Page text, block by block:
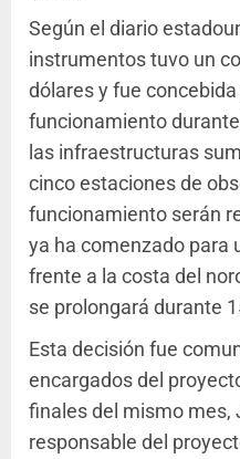
Según el diario
instrumentos tuvo un
dólares y fue
funcionamiento
las infraestructuras
cinco estaciones de
funcionamiento serán
ya ha comenzado para
frente a la costa del
se prolongará durante
Esta decisión fue
encargados del
finales del mismo mes,
responsable del